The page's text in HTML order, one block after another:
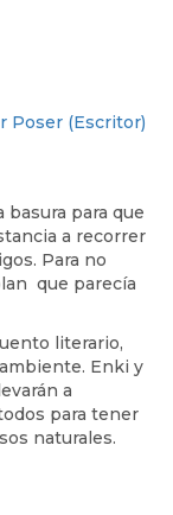
Poser (Escritor)
para que
a recorrer
Para no
que parecía
literario,
Enki y
a
para tener
naturales.